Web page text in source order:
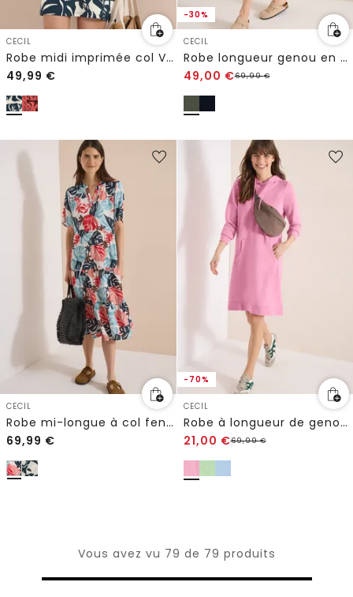
CECIL
Robe midi imprimée col V en jersey
49,99 €
-30%
CECIL
Robe longueur genou en gaze de coton
49,00 €69,99€
CECIL
Robe mi-longue à col fendu et imprimé
69,99 €
-70%
CECIL
Robe à longueur de genou avec capuche
21,00 €69,99€
Vous avez vu 79 de 79 produits